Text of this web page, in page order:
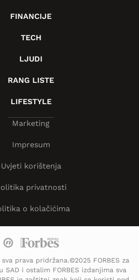
FINANCIJE
TECH
LJUDI
RANG LISTE
LIFESTYLE
Marketing
Impresum
Uvjeti korištenja
privatnosti
o kolačićima
prava pridržana.©2025 FORBES za
SAD i ostalim FORBES izdanjima sva